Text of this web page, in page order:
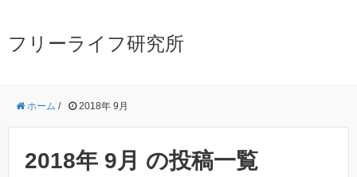
フリーライフ研究所
ホーム / 2018年 9月
2018年 9月 の投稿一覧